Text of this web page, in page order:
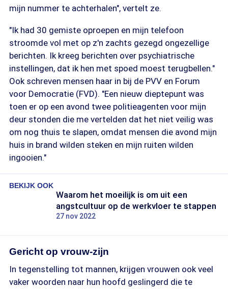
mijn nummer te achterhalen", vertelt ze.
"Ik had 30 gemiste oproepen en mijn telefoon
stroomde vol met op z'n zachts gezegd ongezellige
berichten. Ik kreeg berichten over psychiatrische
instellingen, dat ik hen met spoed moest terugbellen."
Ook schreven mensen haar in bij de PVV en Forum
voor Democratie (FVD). "Een nieuw dieptepunt was
toen er op een avond twee politieagenten voor mijn
deur stonden die me vertelden dat het niet veilig was
om nog thuis te slapen, omdat mensen die avond mijn
huis in brand wilden steken en mijn ruiten wilden
ingooien."
BEKIJK OOK
Waarom het moeilijk is om uit een
angstcultuur op de werkvloer te stappen
27 nov 2022
Gericht op vrouw-zijn
In tegenstelling tot mannen, krijgen vrouwen ook veel
vaker woorden naar hun hoofd geslingerd die te